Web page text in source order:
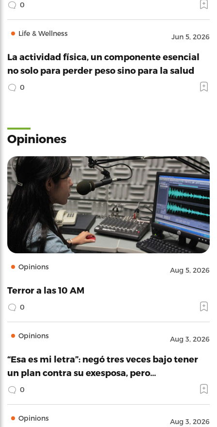
0
Life & Wellness Jun 5, 2026
La actividad física, un componente esencial
no solo para perder peso sino para la salud
0
Opiniones
Opinions Aug 5, 2026
Terror a las 10 AM
0
Opinions Aug 3, 2026
“Esa es mi letra”: negó tres veces bajo tener
un plan contra su exesposa, pero…
0
Opinions Aug 3, 2026